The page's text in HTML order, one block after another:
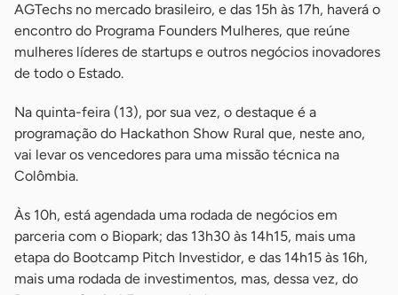
AGTechs no mercado brasileiro, e das 15h às 17h, haverá o
encontro do Programa Founders Mulheres, que reúne
mulheres líderes de startups e outros negócios inovadores
de todo o Estado.
Na quinta-feira (13), por sua vez, o destaque é a
programação do Hackathon Show Rural que, neste ano,
vai levar os vencedores para uma missão técnica na
Colômbia.
Às 10h, está agendada uma rodada de negócios em
parceria com o Biopark; das 13h30 às 14h15, mais uma
etapa do Bootcamp Pitch Investidor, e das 14h15 às 16h,
mais uma rodada de investimentos, mas, dessa vez, do